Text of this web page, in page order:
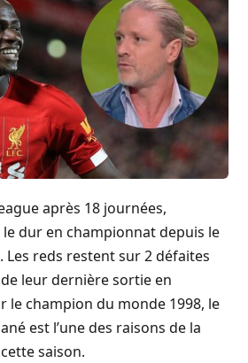
après 18 journées,
dur en championnat depuis le
Les reds restent sur 2 défaites
leur dernière sortie en
le champion du monde 1998, le
est l’une des raisons de la
cette saison.